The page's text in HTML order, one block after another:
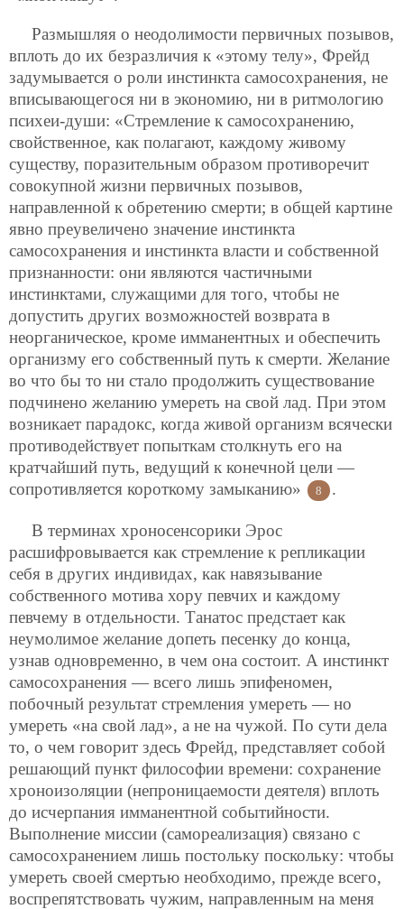
Размышляя о неодолимости первичных позывов,
вплоть до их безразличия к «этому телу», Фрейд
задумывается о роли инстинкта самосохранения, не
вписывающегося ни в экономию, ни в ритмологию
психеи-души: «Стремление к самосохранению,
свойственное, как полагают, каждому живому
существу, поразительным образом противоречит
совокупной жизни первичных позывов,
направленной к обретению смерти; в общей картине
явно преувеличено значение инстинкта
самосохранения и инстинкта власти и собственной
признанности: они являются частичными
инстинктами, служащими для того, чтобы не
допустить других возможностей возврата в
неорганическое, кроме имманентных и обеспечить
организму его собственный путь к смерти. Желание
во что бы то ни стало продолжить существование
подчинено желанию умереть на свой лад. При этом
возникает парадокс, когда живой организм всячески
противодействует попыткам столкнуть его на
кратчайший путь, ведущий к конечной цели —
сопротивляется короткому замыканию»
8 .
В терминах хроносенсорики Эрос
расшифровывается как стремление к репликации
себя в других индивидах, как навязывание
собственного мотива хору певчих и каждому
певчему в отдельности. Танатос предстает как
неумолимое желание допеть песенку до конца,
узнав одновременно, в чем она состоит. А инстинкт
самосохранения — всего лишь эпифеномен,
побочный результат стремления умереть — но
умереть «на свой лад», а не на чужой. По сути дела
то, о чем говорит здесь Фрейд, представляет собой
решающий пункт философии времени: сохранение
хроноизоляции (непроницаемости деятеля) вплоть
до исчерпания имманентной событийности.
Выполнение миссии (самореализация) связано с
самосохранением лишь постольку поскольку: чтобы
умереть своей смертью необходимо, прежде всего,
воспрепятствовать чужим, направленным на меня